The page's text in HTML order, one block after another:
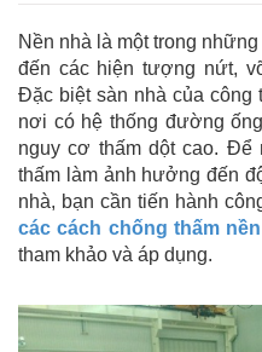
Nền nhà là một trong
đến các hiện tượng nứt,
Đặc biệt sàn nhà của công
nơi có hệ thống đường
nguy cơ thấm dột cao. Để
thấm làm ảnh hưởng đến
nhà, bạn cần tiến hành
các cách chống thấm
tham khảo và áp dụng.